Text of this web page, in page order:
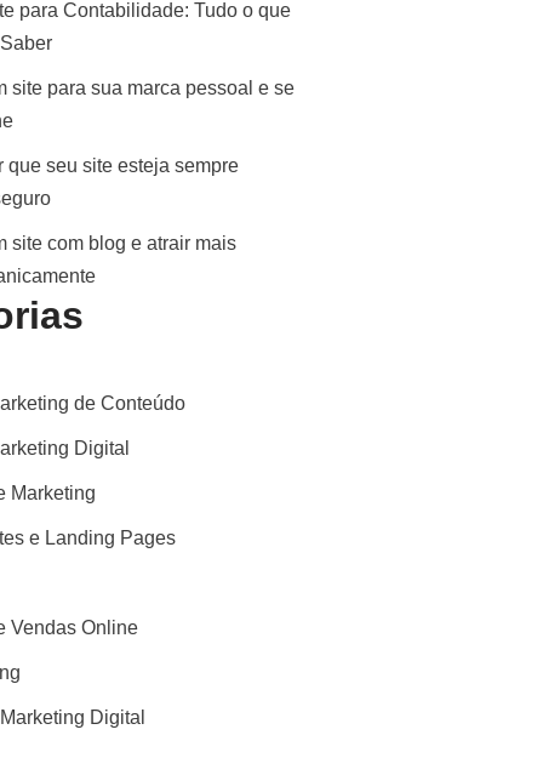
para Contabilidade: Tudo o que
site para sua marca pessoal e se
que seu site esteja sempre
site com blog e atrair mais
de Conteúdo
Digital
Marketing
e Landing Pages
Vendas Online
Digital